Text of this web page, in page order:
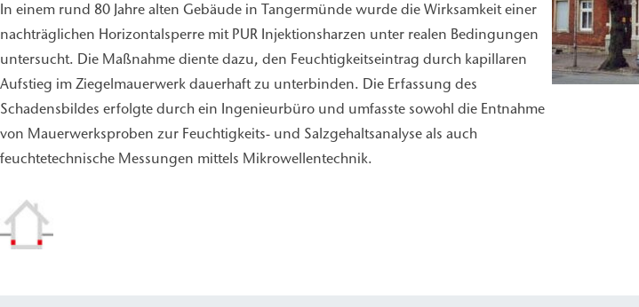
In einem rund 80 Jahre alten Gebäude in Tangermünde wurde die Wirksamkeit einer
nachträglichen Horizontalsperre mit PUR Injektionsharzen unter realen Bedingungen
untersucht. Die Maßnahme diente dazu, den Feuchtigkeitseintrag durch kapillaren
Aufstieg im Ziegelmauerwerk dauerhaft zu unterbinden. Die Erfassung des
Schadensbildes erfolgte durch ein Ingenieurbüro und umfasste sowohl die Entnahme
von Mauerwerksproben zur Feuchtigkeits- und Salzgehaltsanalyse als auch
feuchtetechnische Messungen mittels Mikrowellentechnik.